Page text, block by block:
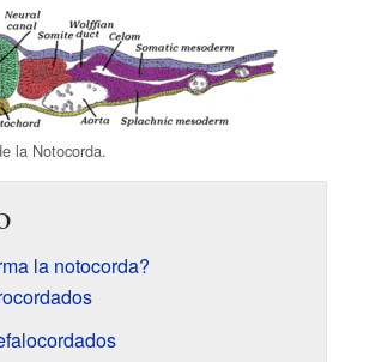
la Notocorda.
la notocorda?